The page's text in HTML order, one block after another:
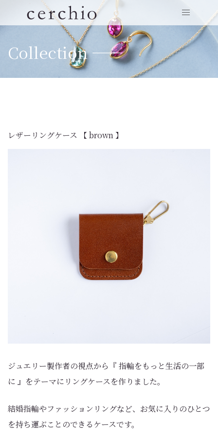
Collection ——
レザーリングケース 【 brown 】
ジュエリー製作者の視点から『 指輪をもっと生活の一部
に 』をテーマにリングケースを作りました。
結婚指輪やファッションリングなど、お気に入りのひとつ
を持ち運ぶことのできるケースです。